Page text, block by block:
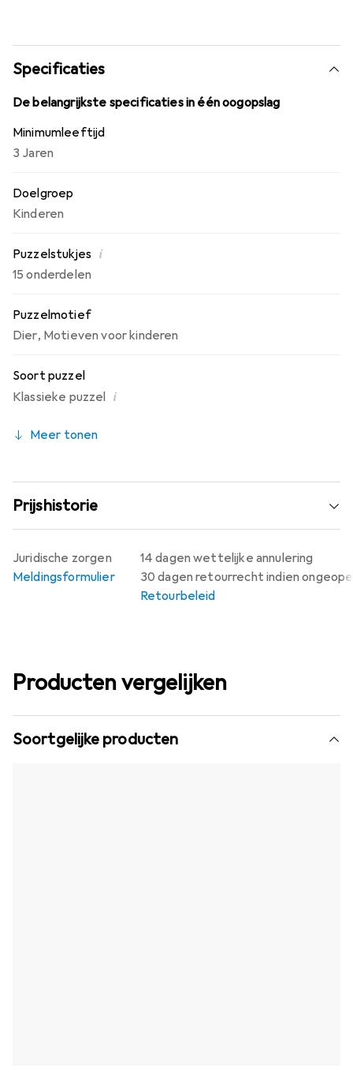
Specificaties
De belangrijkste specificaties in één oogopslag
Minimumleeftijd
3 Jaren
Doelgroep
Kinderen
Puzzelstukjes i
15 onderdelen
Puzzelmotief
Dier, Motieven voor kinderen
Soort puzzel
Klassieke puzzel i
Meer tonen
Prijshistorie
14 dagen wettelijke annulering
30 dagen retourrecht indien
Retourbeleid
Juridische zorgen
Meldingsformulier
Producten vergelijken
Soortgelijke producten